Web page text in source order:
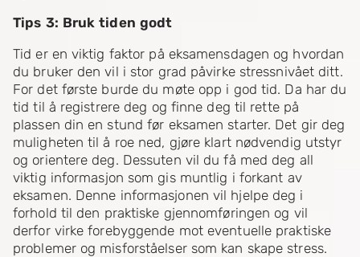
Tips 3: Bruk tiden godt
Tid er en viktig faktor på eksamensdagen og hvordan
du bruker den vil i stor grad påvirke stressnivået ditt.
For det første burde du møte opp i god tid. Da har du
tid til å registrere deg og finne deg til rette på
plassen din en stund før eksamen starter. Det gir deg
muligheten til å roe ned, gjøre klart nødvendig utstyr
og orientere deg. Dessuten vil du få med deg all
viktig informasjon som gis muntlig i forkant av
eksamen. Denne informasjonen vil hjelpe deg i
forhold til den praktiske gjennomføringen og vil
derfor virke forebyggende mot eventuelle praktiske
problemer og misforståelser som kan skape stress.